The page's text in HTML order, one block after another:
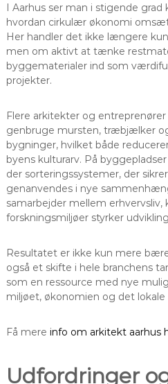
I Aarhus ser man i stigende
hvordan cirkulær økonomi
Her handler det ikke længere
men om aktivt at tænke
byggematerialer ind som
projekter.
Flere arkitekter og
genbruge mursten, træbjælker
bygninger, hvilket både
byens kulturarv. På
der sorteringssystemer, der
genanvendes i nye
samarbejder mellem
forskningsmiljøer styrker
Resultatet er ikke kun mere
også et skifte i hele branchens
som en ressource med nye
miljøet, økonomien og det lokale
Få mere info om arkitekt aarhus
Udfordringer